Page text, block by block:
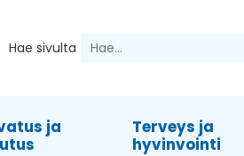
Hae sivulta
ja
Terveys ja
hyvinvointi